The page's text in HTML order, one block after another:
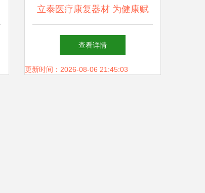
立泰医疗康复器材 为健康赋
能，助力康复之路
查看详情
更新时间：2026-08-06 21:45:03